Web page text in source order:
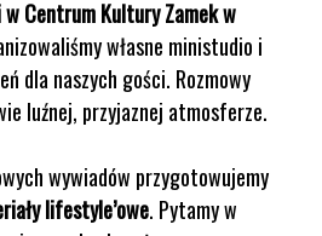
Centrum Kultury Zamek w
własne ministudio i
dla naszych gości. Rozmowy
luźnej, przyjaznej atmosferze.
wywiadów przygotowujemy
lifestyle’owe. Pytamy w